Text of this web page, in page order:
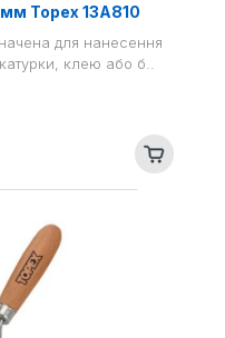
Topex 13A810
для нанесення
клею або б..